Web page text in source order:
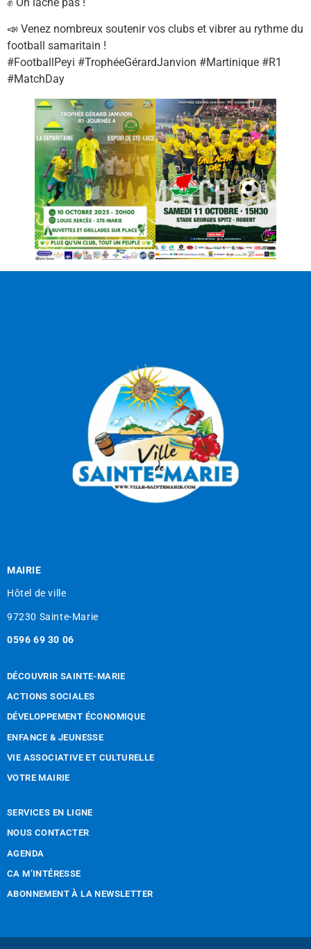
📣 Venez nombreux soutenir vos clubs et vibrer au rythme du
football samaritain !
#FootballPeyi #TrophéeGérardJanvion #Martinique #R1
#MatchDay
MAIRIE
Hôtel de ville
97230 Sainte-Marie
0596 69 30 06
DÉCOUVRIR SAINTE-MARIE
ACTIONS SOCIALES
DÉVELOPPEMENT ÉCONOMIQUE
ENFANCE & JEUNESSE
VIE ASSOCIATIVE ET CULTURELLE
VOTRE MAIRIE
SERVICES EN LIGNE
NOUS CONTACTER
AGENDA
CA M’INTÉRESSE
ABONNEMENT À LA NEWSLETTER